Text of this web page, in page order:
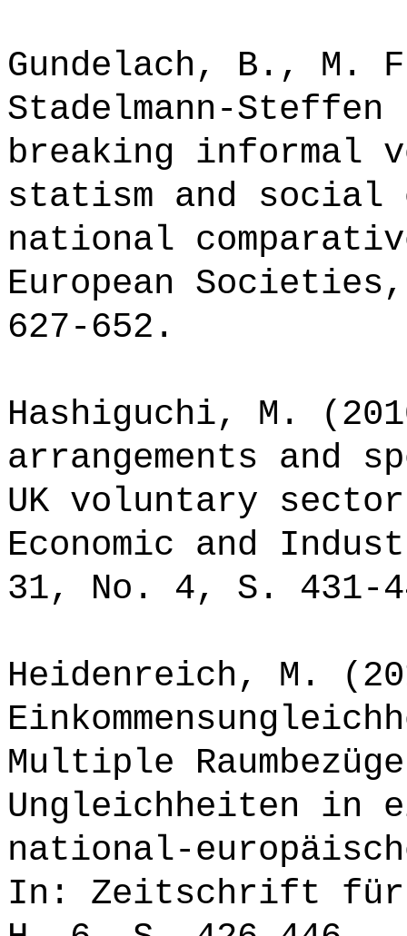
Gundelach, B., M.
Stadelmann-
breaking informal
statism and
national
European
627-652.
Hashiguchi, M.
arrangements
UK voluntary
Economic and
31, No. 4, S. 431-
Heidenreich, M.
Multiple
Ungleichheiten in
national-
In: Zeitschrift für